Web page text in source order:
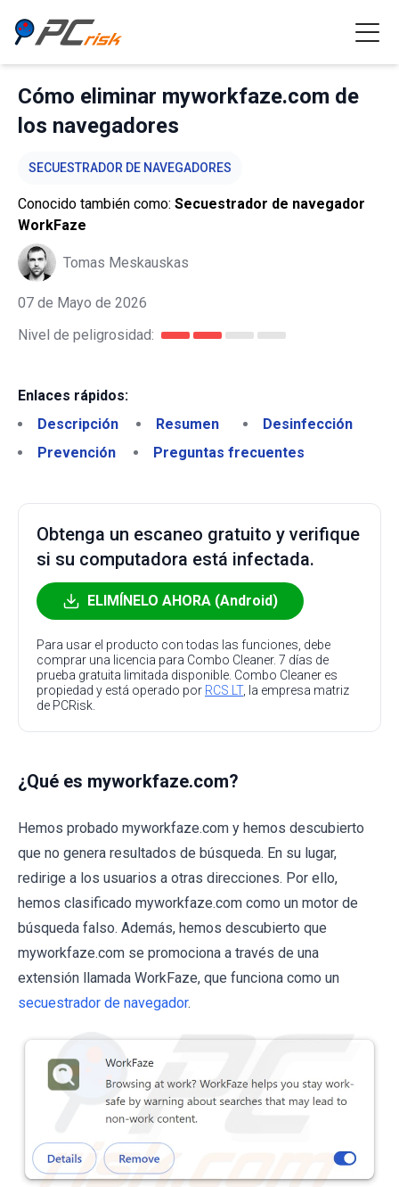
Cómo eliminar myworkfaze.com de
los navegadores
SECUESTRADOR DE NAVEGADORES
Conocido también como: Secuestrador de navegador
WorkFaze
Tomas Meskauskas
07 de Mayo de 2026
Nivel de peligrosidad:
Enlaces rápidos:
Descripción
Resumen
Desinfección
Prevención
Preguntas frecuentes
Obtenga un escaneo gratuito y verifique
si su computadora está infectada.
ELIMÍNELO AHORA (Android)
Para usar el producto con todas las funciones, debe
comprar una licencia para Combo Cleaner. 7 días de
prueba gratuita limitada disponible. Combo Cleaner es
propiedad y está operado por RCS LT, la empresa matriz
de PCRisk.
¿Qué es myworkfaze.com?
Hemos probado myworkfaze.com y hemos descubierto
que no genera resultados de búsqueda. En su lugar,
redirige a los usuarios a otras direcciones. Por ello,
hemos clasificado myworkfaze.com como un motor de
búsqueda falso. Además, hemos descubierto que
myworkfaze.com se promociona a través de una
extensión llamada WorkFaze, que funciona como un
secuestrador de navegador.